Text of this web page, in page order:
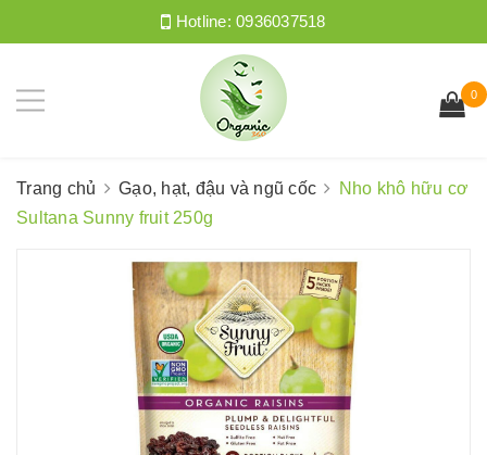
Hotline:0936037518
0
Trang chủ Gạo, hạt, đậu và ngũ cốc
Nho khô hữu cơ
Sultana Sunny fruit 250g